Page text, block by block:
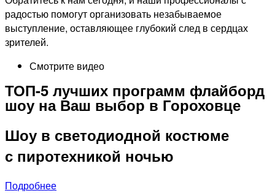
радостью помогут организовать незабываемое
выступление, оставляющее глубокий след в сердцах
зрителей.
Смотрите видео
ТОП-5 лучших программ флайборд
шоу на Ваш выбор в Гороховце
Шоу в светодиодной костюме
с пиротехникой ночью
Подробнее